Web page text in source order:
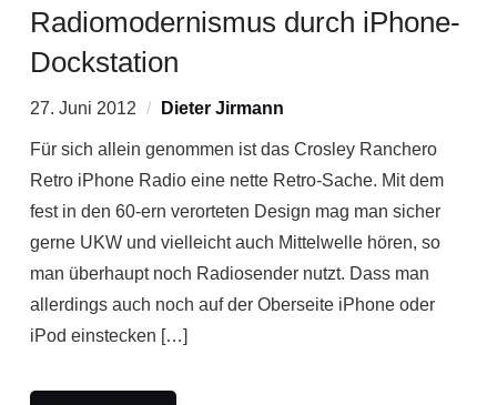
Radiomodernismus durch iPhone-
Dockstation
27. Juni 2012 Dieter Jirmann
Für sich allein genommen ist das Crosley Ranchero
Retro iPhone Radio eine nette Retro-Sache. Mit dem
fest in den 60-ern verorteten Design mag man sicher
gerne UKW und vielleicht auch Mittelwelle hören, so
man überhaupt noch Radiosender nutzt. Dass man
allerdings auch noch auf der Oberseite iPhone oder
iPod einstecken […]